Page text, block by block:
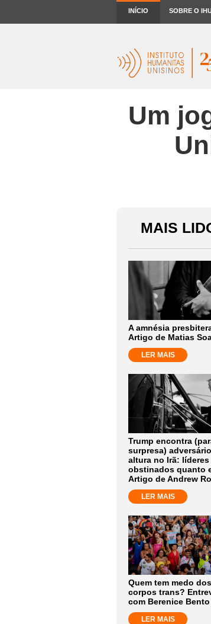
INÍCIO SOBRE O
Um
MAIS
A amnésia
Artigo de Matias
LER MAIS
Trump encontra
surpresa)
altura no Irã: líderes
obstinados quanto
Artigo de Andrew
LER MAIS
Quem tem medo dos
corpos trans?
com Berenice Bento
LER MAIS